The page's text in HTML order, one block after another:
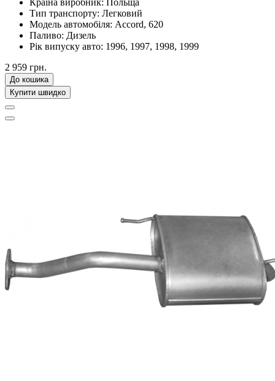
Країна виробник:
Польща
Тип транспорту: Легковий
Модель автомобіля: Accord, 620
Паливо: Дизель
Рік випуску авто: 1996, 1997, 1998, 1999
2 959 грн.
До кошика
Купити швидко